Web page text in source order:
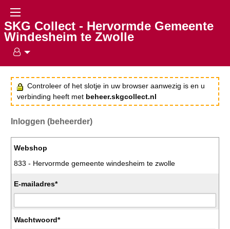
SKG Collect - Hervormde Gemeente
Windesheim te Zwolle
Controleer of het slotje in uw browser aanwezig is en u
verbinding heeft met beheer.skgcollect.nl
Inloggen (beheerder)
Webshop
833 - Hervormde gemeente windesheim te zwolle
E-mailadres*
Wachtwoord*